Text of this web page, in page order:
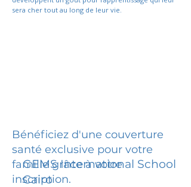
sera cher tout au long de leur vie.
Bénéficiez d'une couverture
santé exclusive pour votre
famille grâce à votre
inscription.
GEMS International School
Cairo